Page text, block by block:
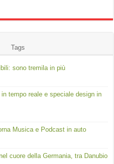
Tags
sono tremila in più
tempo reale e speciale design in
Musica e Podcast in auto
cuore della Germania, tra Danubio